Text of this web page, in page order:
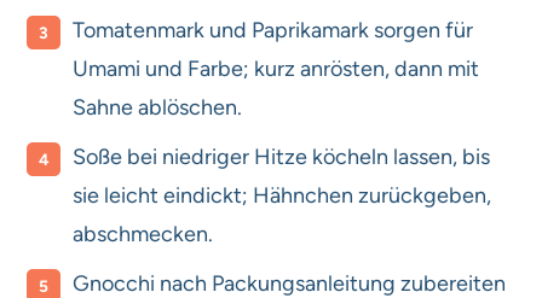
Tomatenmark und Paprikamark sorgen für
Umami und Farbe; kurz anrösten, dann mit
Sahne ablöschen.
Soße bei niedriger Hitze köcheln lassen, bis
sie leicht eindickt; Hähnchen zurückgeben,
abschmecken.
Gnocchi nach Packungsanleitung zubereiten